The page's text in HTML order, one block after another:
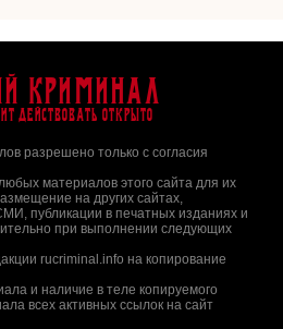
Криминал
действовать открыто
разрешено только с согласия
материалов этого сайта для их
на других сайтах,
публикации в печатных изданиях и
при выполнении следующих
rucriminal.info на копирование
и наличие в теле копируемого
всех активных ссылок на сайт